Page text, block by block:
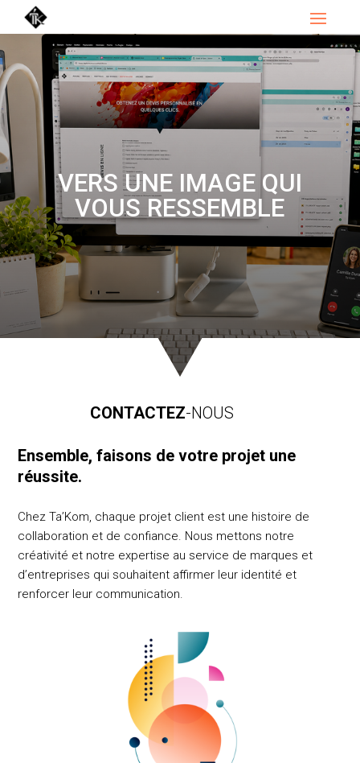
VERS UNE IMAGE QUI
VOUS RESSEMBLE
CONTACTEZ-NOUS
Ensemble, faisons de votre projet une
réussite.
Chez Ta’Kom, chaque projet client est une histoire de
collaboration et de confiance. Nous mettons notre
créativité et notre expertise au service de marques et
d’entreprises qui souhaitent affirmer leur identité et
renforcer leur communication.